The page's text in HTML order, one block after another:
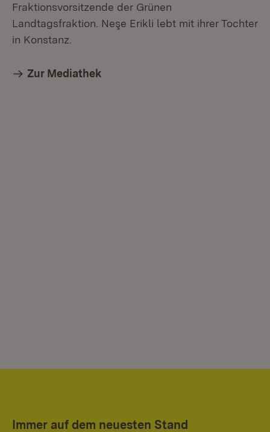
Fraktionsvorsitzende der Grünen
Landtagsfraktion. Neşe Erikli lebt mit ihrer Tochter
in Konstanz.
Zur Mediathek
Immer auf dem neuesten Stand